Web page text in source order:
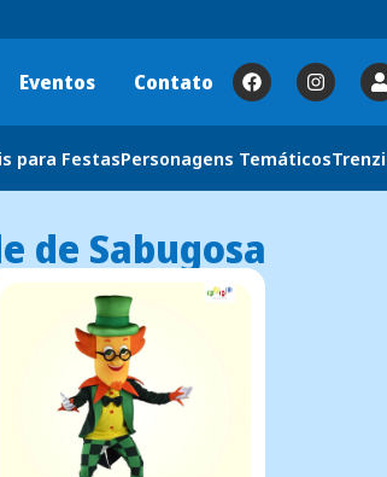
Eventos Contato
para FestasPersonagens Temáticos
de Sabugosa